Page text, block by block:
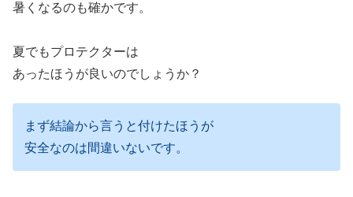
暑くなるのも確かです。
夏でもプロテクターは
あったほうが良いのでしょうか？
まず結論から言うと付けたほうが
安全なのは間違いないです。